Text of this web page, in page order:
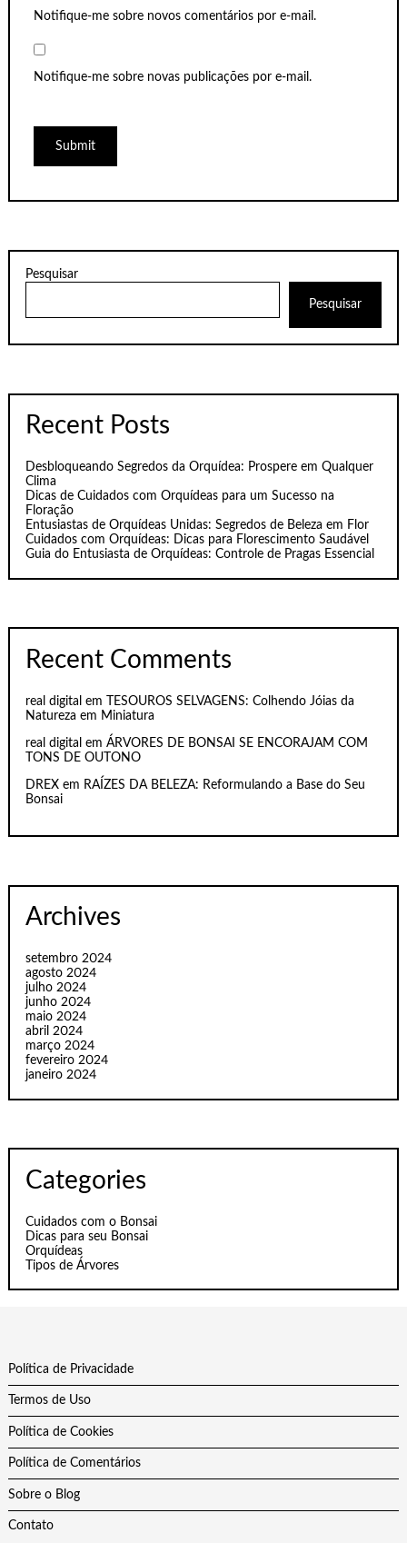
Notifique-me sobre novos comentários por e-mail.
Notifique-me sobre novas publicações por e-mail.
Pesquisar
Pesquisar
Recent Posts
Desbloqueando Segredos da Orquídea: Prospere em Qualquer
Clima
Dicas de Cuidados com Orquídeas para um Sucesso na
Floração
Entusiastas de Orquídeas Unidas: Segredos de Beleza em Flor
Cuidados com Orquídeas: Dicas para Florescimento Saudável
Guia do Entusiasta de Orquídeas: Controle de Pragas Essencial
Recent Comments
real digital em
TESOUROS SELVAGENS: Colhendo Jóias da
Natureza em Miniatura
real digital emÁRVORES DE BONSAI SE ENCORAJAM COM
TONS DE OUTONO
DREX em RAÍZES DA BELEZA: Reformulando a Base do Seu
Bonsai
Archives
setembro 2024
agosto 2024
julho 2024
junho 2024
maio 2024
abril 2024
março 2024
fevereiro 2024
janeiro 2024
Categories
Cuidados com o Bonsai
Dicas para seu Bonsai
Orquídeas
Tipos de Árvores
Política de Privacidade
Termos de Uso
Política de Cookies
Política de Comentários
Sobre o Blog
Contato